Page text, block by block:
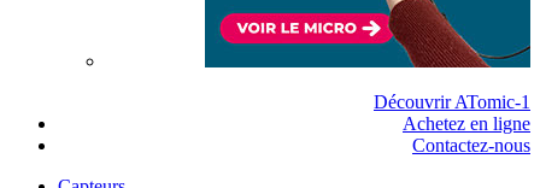
Découvrir ATomic-1
Achetez en ligne
Contactez-nous